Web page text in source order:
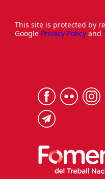
This site is protected by
Google Privacy Policy and